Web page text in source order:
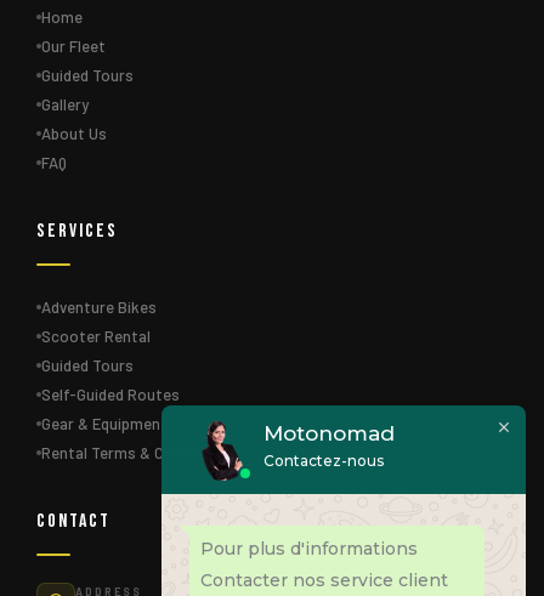
Home
Our Fleet
Guided Tours
Gallery
About Us
FAQ
Services
Adventure Bikes
Scooter Rental
Guided Tours
Self-Guided Routes
Gear & Equipment
Rental Terms & Conditions
Contact
ADDRESS
Motonomad
Contactez-nous
Pour plus d'informations
Contacter nos service client